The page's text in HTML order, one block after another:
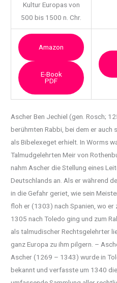
Kultur Europas von
500 bis 1500 n. Chr.
Amazon
E-Book
PDF
Ascher Ben Jechiel (gen. Rosch;
berühmten Rabbi, bei dem er auch
als Bibelexeget erhielt. In Worms
Talmudgelehrten Meir von
nahm Ascher die Stellung eines
Deutschlands an. Als er während
in die Gefahr geriet, wie sein
floh er (1303) nach Spanien, wo er
1305 nach Toledo ging und zum
als talmudischer Rechtsgelehrter
ganz Europa zu ihm pilgern. –
Ascher (1269 – 1343) wurde in
bekannt und verfasste um 1340 die